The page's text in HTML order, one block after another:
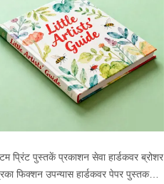
प्रिंट पुस्तकें प्रकाशन सेवा हार्डकवर ब्रोशर
फिक्शन उपन्यास हार्डकवर पेपर पुस्तक